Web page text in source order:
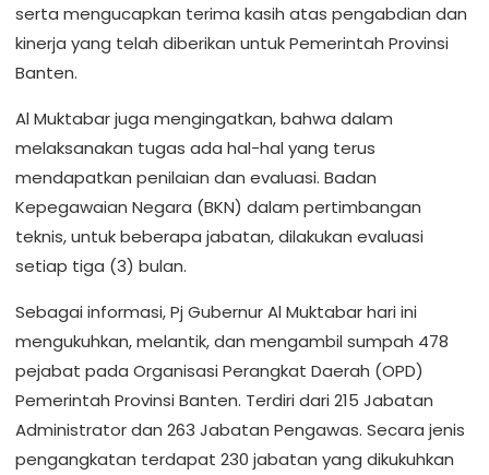
serta mengucapkan terima kasih atas pengabdian dan
kinerja yang telah diberikan untuk Pemerintah Provinsi
Banten.
Al Muktabar juga mengingatkan, bahwa dalam
melaksanakan tugas ada hal-hal yang terus
mendapatkan penilaian dan evaluasi. Badan
Kepegawaian Negara (BKN) dalam pertimbangan
teknis, untuk beberapa jabatan, dilakukan evaluasi
setiap tiga (3) bulan.
Sebagai informasi, Pj Gubernur Al Muktabar hari ini
mengukuhkan, melantik, dan mengambil sumpah 478
pejabat pada Organisasi Perangkat Daerah (OPD)
Pemerintah Provinsi Banten. Terdiri dari 215 Jabatan
Administrator dan 263 Jabatan Pengawas. Secara jenis
pengangkatan terdapat 230 jabatan yang dikukuhkan